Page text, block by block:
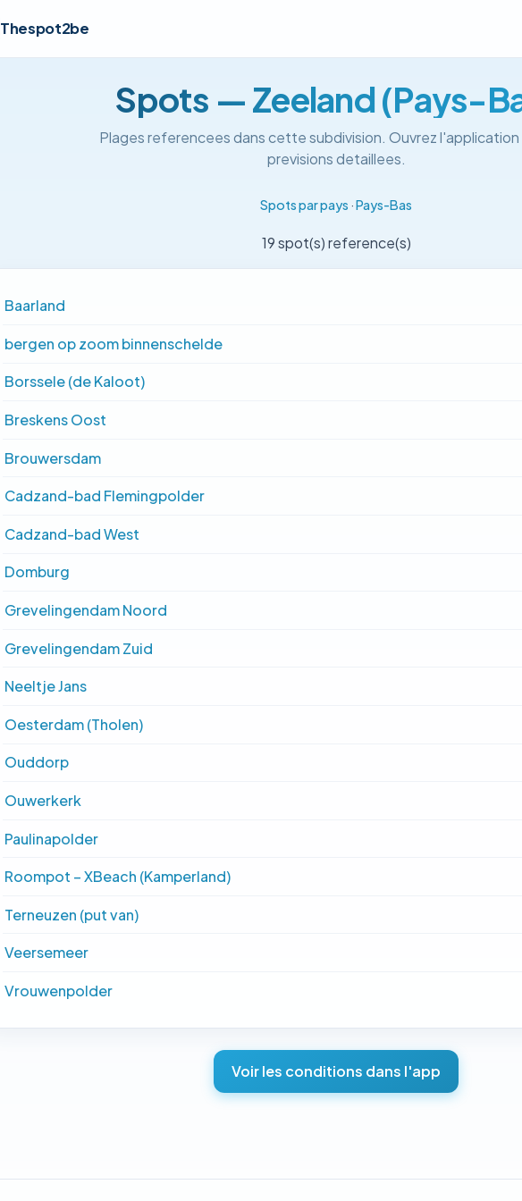
Thespot2be
Spots — Zeeland (Pays-
Plages referencees dans cette subdivision. Ouvrez l'application
previsions detaillees.
Spots par pays ·Pays-Bas
19 spot(s) reference(s)
Baarland
bergen op zoom binnenschelde
Borssele (de Kaloot)
Breskens Oost
Brouwersdam
Cadzand-bad Flemingpolder
Cadzand-bad West
Domburg
Grevelingendam Noord
Grevelingendam Zuid
Neeltje Jans
Oesterdam (Tholen)
Ouddorp
Ouwerkerk
Paulinapolder
Roompot – XBeach (Kamperland)
Terneuzen (put van)
Veersemeer
Vrouwenpolder
Voir les conditions dans l'app